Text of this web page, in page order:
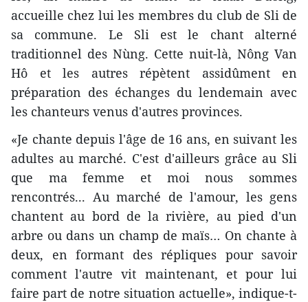
accueille chez lui les membres du club de Sli de
sa commune. Le Sli est le chant alterné
traditionnel des Nùng. Cette nuit-là, Nông Van
Hô et les autres répètent assidûment en
préparation des échanges du lendemain avec
les chanteurs venus d'autres provinces.
«Je chante depuis l'âge de 16 ans, en suivant les
adultes au marché. C'est d'ailleurs grâce au Sli
que ma femme et moi nous sommes
rencontrés... Au marché de l'amour, les gens
chantent au bord de la rivière, au pied d'un
arbre ou dans un champ de maïs… On chante à
deux, en formant des répliques pour savoir
comment l'autre vit maintenant, et pour lui
faire part de notre situation actuelle», indique-t-